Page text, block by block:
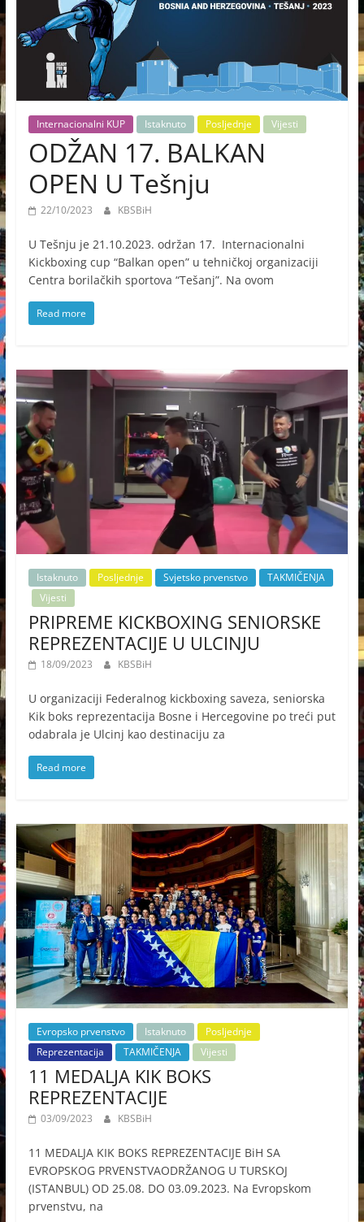
Internacionalni KUP Istaknuto Posljednje Vijesti
ODŽAN 17. BALKAN
OPEN U Tešnju
22/10/2023 KBSBiH
U Tešnju je 21.10.2023. održan 17. Internacionalni
Kickboxing cup “Balkan open” u tehničkoj organizaciji
Centra borilačkih sportova “Tešanj”. Na ovom
Read more
Istaknuto Posljednje Svjetsko prvenstvo
TAKMIČENJA
Vijesti
PRIPREME KICKBOXING SENIORSKE
REPREZENTACIJE U ULCINJU
18/09/2023 KBSBiH
U organizaciji Federalnog kickboxing saveza, seniorska
Kik boks reprezentacija Bosne i Hercegovine po treći put
odabrala je Ulcinj kao destinaciju za
Read more
Evropsko prvenstvo Istaknuto
Posljednje
Reprezentacija
TAKMIČENJA Vijesti
11 MEDALJA KIK BOKS
REPREZENTACIJE
03/09/2023 KBSBiH
11 MEDALJA KIK BOKS REPREZENTACIJE BiH SA
EVROPSKOG PRVENSTVAODRŽANOG U TURSKOJ
(ISTANBUL) OD 25.08. DO 03.09.2023. Na Evropskom
prvenstvu, na